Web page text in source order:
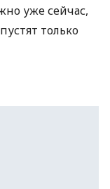
уже сейчас,
только